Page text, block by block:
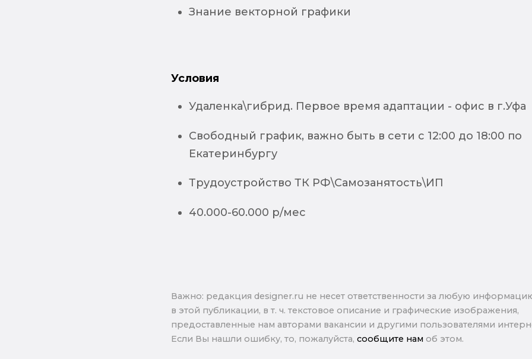
Знание векторной графики
Условия
Удаленка\гибрид. Первое время адаптации - офис в г.Уфа
Свободный график, важно быть в сети с 12:00 до 18:00 по
Екатеринбургу
Трудоустройство ТК РФ\Самозанятость\ИП
40.000-60.000 р/мес
Важно: pедакция designer.ru не несет ответственности за любую
в этой публикации, в т. ч. текстовое описание и графические изображения,
предоставленные нам авторами вакансии и другими пользователями
Если Вы нашли ошибку, то, пожалуйста, сообщите нам об этом.